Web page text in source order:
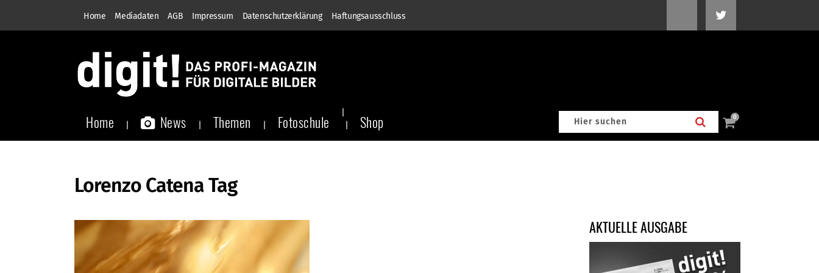
Home Mediadaten AGB Impressum Datenschutzerklärung Haftungsausschluss
Home News Themen Fotoschule Shop 0
Lorenzo Catena Tag
AKTUELLE AUSGABE